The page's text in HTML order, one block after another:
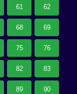
61 62
68 69
75 76
82 83
89 90